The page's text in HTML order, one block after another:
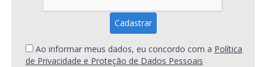
Ao informar meus dados, eu concordo com a Política
de Privacidade e Proteção de Dados Pessoais